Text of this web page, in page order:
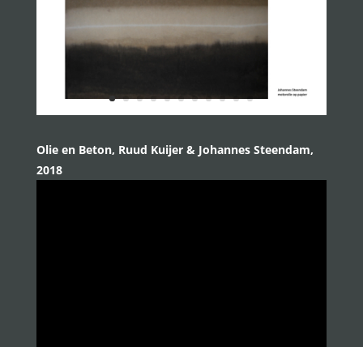
Olie en Beton, Ruud Kuijer & Johannes Steendam,
2018